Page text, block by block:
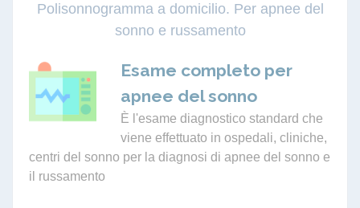
Polisonnogramma a domicilio. Per apnee del
sonno e russamento
Esame completo per
apnee del sonno
È l'esame diagnostico standard che
viene effettuato in ospedali, cliniche,
centri del sonno per la diagnosi di apnee del sonno e
il russamento